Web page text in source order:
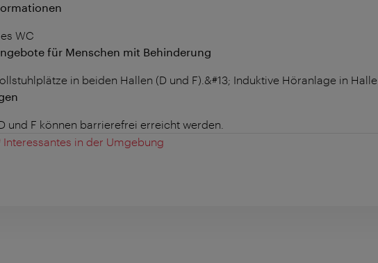
WC
für Menschen mit Behinderung
in beiden Hallen (D und F).&#13; Induktive Höranlage in Halle
und F können barrierefrei erreicht werden.
Interessantes in der Umgebung